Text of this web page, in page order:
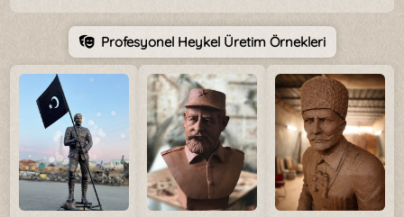
Profesyonel Heykel Üretim Örnekleri